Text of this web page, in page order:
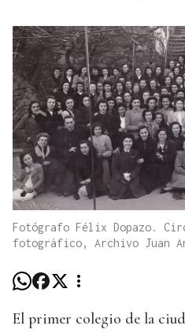
Fotógrafo Félix Dopazo.
fotográfico, Archivo Juan
El primer colegio de la